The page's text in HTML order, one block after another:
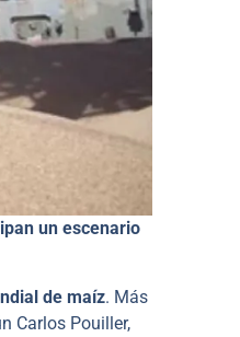
un escenario
de maíz. Más
Carlos Pouiller,